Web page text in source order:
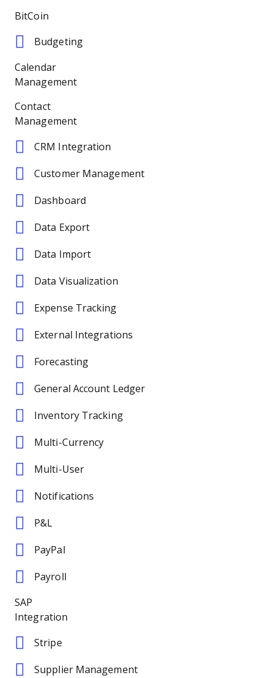
BitCoin
Budgeting
Calendar
Management
Contact
Management
CRM Integration
Customer Management
Dashboard
Data Export
Data Import
Data Visualization
Expense Tracking
External Integrations
Forecasting
General Account Ledger
Inventory Tracking
Multi-Currency
Multi-User
Notifications
P&L
PayPal
Payroll
SAP
Integration
Stripe
Supplier Management